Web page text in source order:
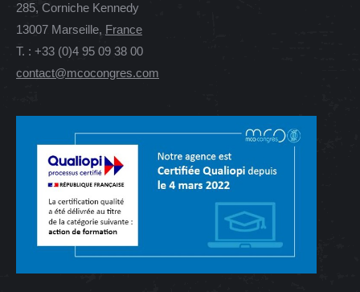
285, Corniche Kennedy
13007 Marseille, France
T. : +33 (0)4 95 09 38 00
contact@mcocongres.com